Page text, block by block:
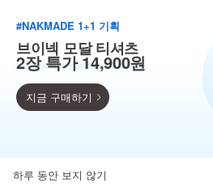
득템찬스
#NAKMADE 1+1 기획
브이넥 모달 티셔츠
2장 특가 14,900원
지금 구매하기
하루 동안 보지 않기
뒤로가기 카테고리